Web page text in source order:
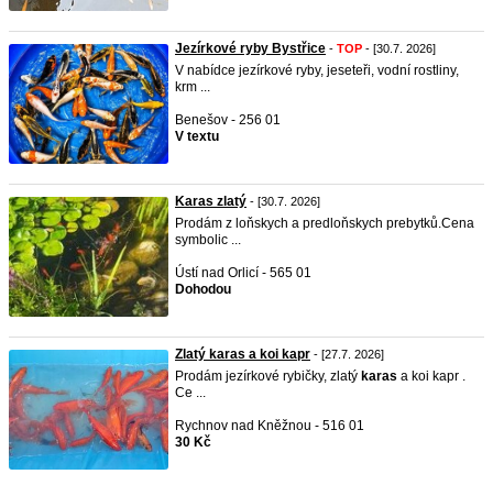
Jezírkové ryby Bystřice - TOP - [30.7. 2026]
V nabídce jezírkové ryby, jeseteři, vodní rostliny,
krm ...
Benešov - 256 01
V textu
Karas zlatý - [30.7. 2026]
Prodám z loňskych a predloňskych prebytků.Cena
symbolic ...
Ústí nad Orlicí - 565 01
Dohodou
Zlatý karas a koi kapr - [27.7. 2026]
Prodám jezírkové rybičky, zlatý karas a koi kapr .
Ce ...
Rychnov nad Kněžnou - 516 01
30 Kč